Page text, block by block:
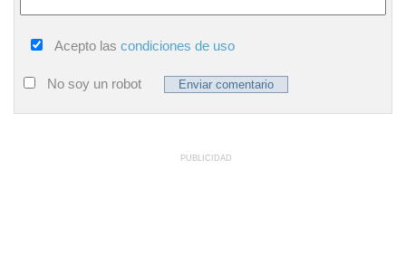
Acepto las condiciones de uso
No soy un robot
PUBLICIDAD